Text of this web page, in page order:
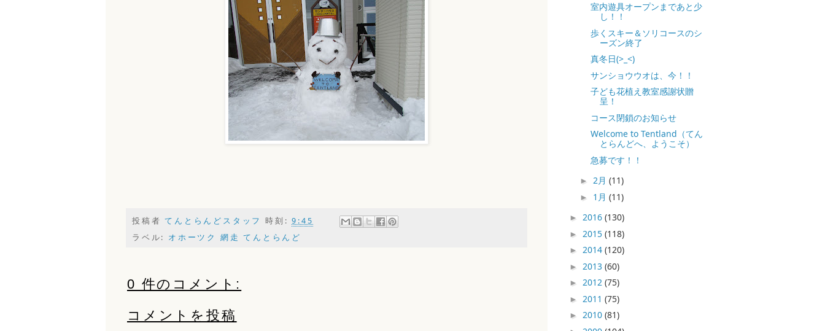
投稿者てんとらんどスタッフ 時刻:9:45
ラベル: オホーツク 網走 てんとらんど
0 件のコメント:
コメントを投稿
室内遊具オープンまであと少
し！！
歩くスキー＆ソリコースのシ
ーズン終了
真冬日(>_<)
サンショウウオは、今！！
子ども花植え教室感謝状贈
呈！
コース閉鎖のお知らせ
Welcome to Tentland（てん
とらんどへ、ようこそ）
急募です！！
► 2月 (11)
► 1月 (11)
► 2016 (130)
► 2015 (118)
► 2014 (120)
► 2013 (60)
► 2012 (75)
► 2011 (75)
► 2010 (81)